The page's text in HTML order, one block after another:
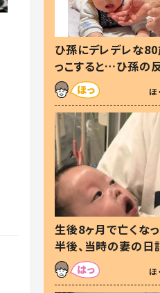
ひ孫にデレデレな80
っこすると…ひ孫の
した」「可愛くて仕方な
ほ
生後8ヶ月で亡くな
半後、当時の妻の日
た本音とは
ほ